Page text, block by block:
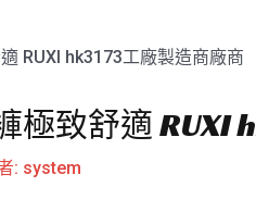
極致舒適 RUXI
: system